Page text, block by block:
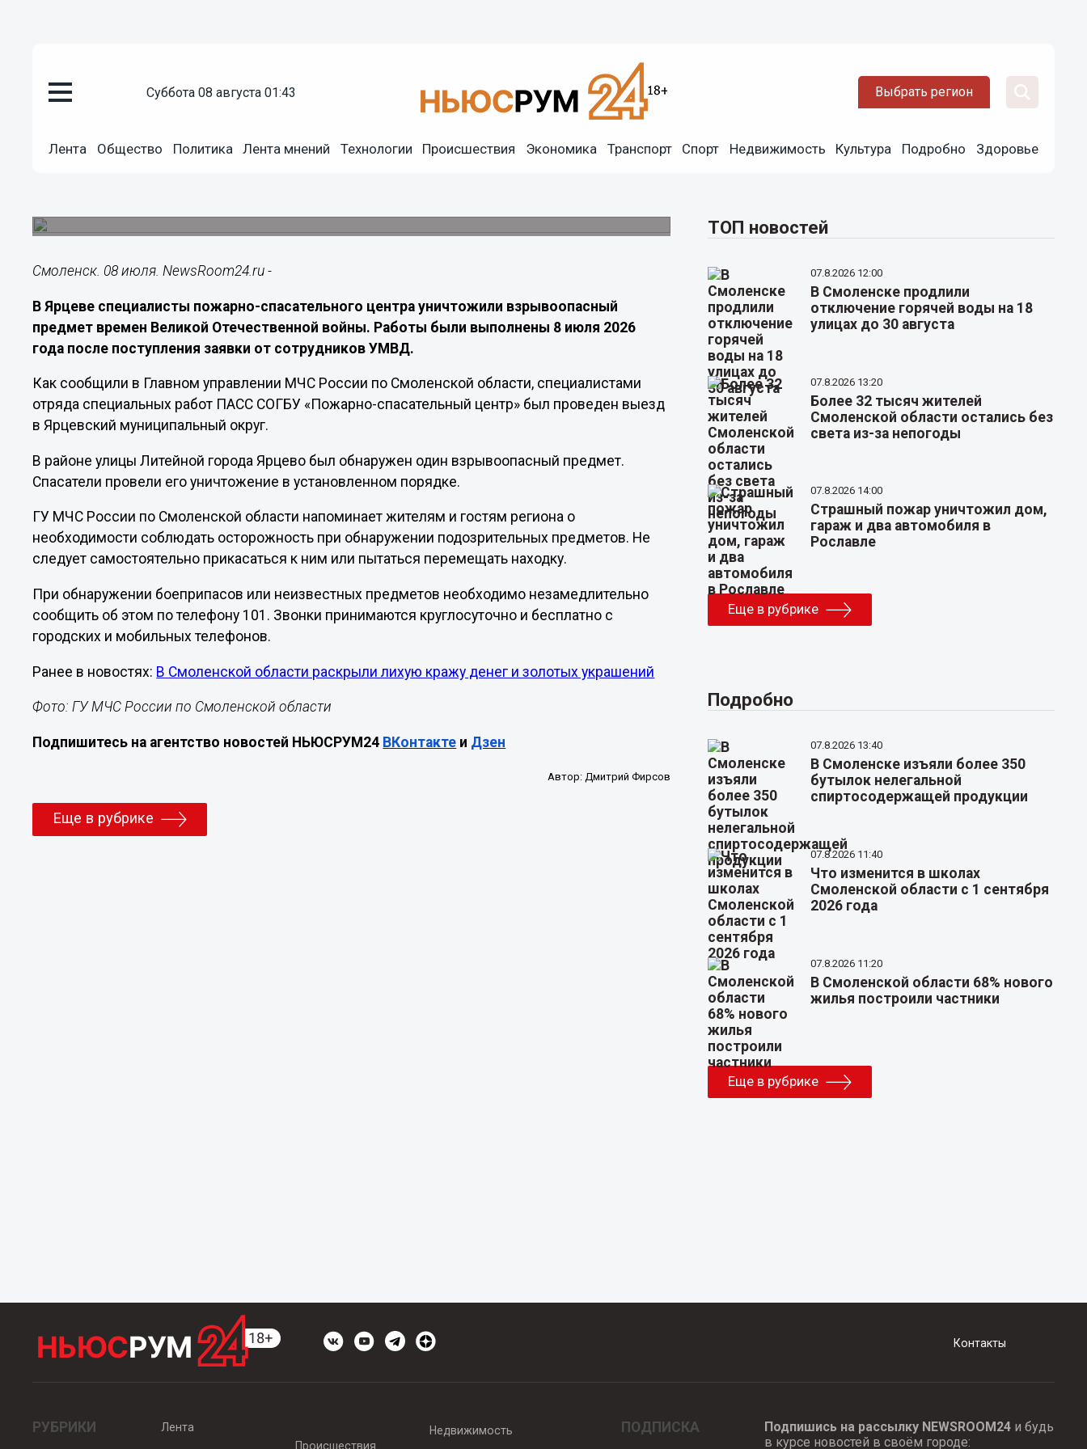
суббота 08 августа 01:43 Выбрать регион
Лента Общество Политика Лента мнений Технологии Происшествия Экономика Транспорт Спорт Недвижимость Культура Подробно Здоровье
В Ярцеве уничтожили боеприпас времен Великой
Смоленск. 08 июля. NewsRoom24.ru -
В Ярцеве специалисты пожарно-спасательного центра уничтожили взрывоопасный
предмет времен Великой Отечественной войны. Работы были выполнены 8 июля 2026
года после поступления заявки от сотрудников УМВД.
Как сообщили в Главном управлении МЧС России по Смоленской области, специалистами
отряда специальных работ ПАСС СОГБУ «Пожарно-спасательный центр» был проведен выезд
в Ярцевский муниципальный округ.
В районе улицы Литейной города Ярцево был обнаружен один взрывоопасный предмет.
Спасатели провели его уничтожение в установленном порядке.
ГУ МЧС России по Смоленской области напоминает жителям и гостям региона о
необходимости соблюдать осторожность при обнаружении подозрительных предметов. Не
следует самостоятельно прикасаться к ним или пытаться перемещать находку.
При обнаружении боеприпасов или неизвестных предметов необходимо незамедлительно
сообщить об этом по телефону 101. Звонки принимаются круглосуточно и бесплатно с
городских и мобильных телефонов.
Ранее в новостях: В Смоленской области раскрыли лихую кражу денег и золотых украшений
Фото: ГУ МЧС России по Смоленской области
Подпишитесь на агентство новостей НЬЮСРУМ24 ВКонтакте и Дзен
Автор: Дмитрий Фирсов
Еще в рубрике
ТОП новостей
07.8.2026 12:00
В Смоленске продлили
отключение горячей воды на 18
улицах до 30 августа
07.8.2026 13:20
Более 32 тысяч жителей
Смоленской области остались без
света из-за непогоды
07.8.2026 14:00
Страшный пожар уничтожил дом,
гараж и два автомобиля в
Рославле
Еще в рубрике
Подробно
07.8.2026 13:40
В Смоленске изъяли более 350
бутылок нелегальной
спиртосодержащей продукции
07.8.2026 11:40
Что изменится в школах
Смоленской области с 1 сентября
2026 года
07.8.2026 11:20
В Смоленской области 68% нового
жилья построили частники
Еще в рубрике
Контакты
РУБРИКИ
Лента
Происшествия
Недвижимость ПОДПИСКА Подпишись на рассылку NEWSROOM24и будь
в курсе новостей в своём городе: